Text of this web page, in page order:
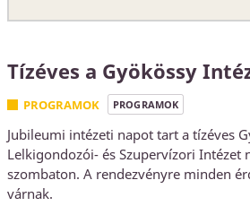
Tízéves a Gyökössy
PROGRAMOK PROGRAMOK
Jubileumi intézeti napot tart a tízéves
Lelkigondozói- és Szupervízori Intézet
szombaton. A rendezvényre minden
várnak.